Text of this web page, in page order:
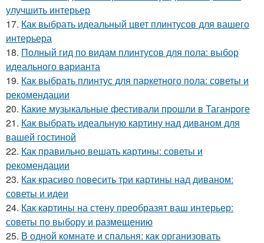
улучшить интерьер
17. Как выбрать идеальный цвет плинтусов для вашего
интерьера
18. Полный гид по видам плинтусов для пола: выбор
идеального варианта
19. Как выбрать плинтус для паркетного пола: советы и
рекомендации
20. Какие музыкальные фестивали прошли в Таганроге
21. Как выбрать идеальную картину над диваном для
вашей гостиной
22. Как правильно вешать картины: советы и
рекомендации
23. Как красиво повесить три картины над диваном:
советы и идеи
24. Как картины на стену преобразят ваш интерьер:
советы по выбору и размещению
25. В одной комнате и спальня: как организовать